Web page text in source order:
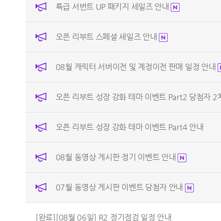
특급 서번트 UP 패키지 세일즈 안내
오픈 리부트 스페셜 세일즈 안내
08월 캐릭터 서버이전 및 계정이전 판매 일정 안내
오픈 리부트 성장 강화 테마 이벤트 Part2 당첨자 2
오픈 리부트 성장 강화 테마 이벤트 Part4 안내
08월 동영상 게시판 정기 이벤트 안내
07월 동영상 게시판 이벤트 당첨자 안내
[완료][08월 06일] R2 정기점검 일정 안내